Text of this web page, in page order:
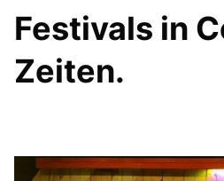
Festivals in
Zeiten.